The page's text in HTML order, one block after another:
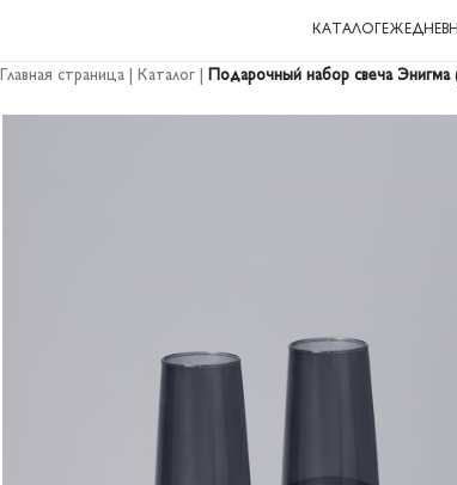
КАТАЛОГ
Главная страница Каталог Подарочный набор свеча